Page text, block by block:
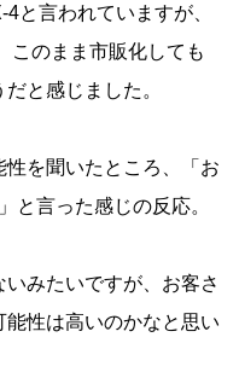
と言われていますが、
このまま市販化しても
と感じました。
を聞いたところ、「お
と言った感じの反応。
みたいですが、お客さ
性は高いのかなと思い